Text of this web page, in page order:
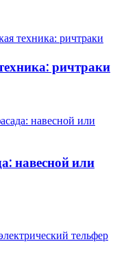
ричтраки
навесной или